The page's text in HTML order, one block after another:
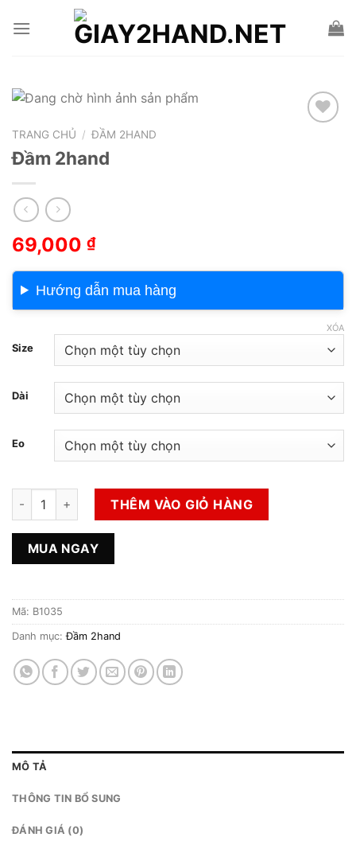
TRANG CHỦ / ĐẦM 2HAND
Đầm 2hand
69,000 ₫
Hướng dẫn mua hàng
Size
Dài
Eo
XÓA
Đầm 2hand số lượngTHÊM VÀO GIỎ HÀNG
MUA NGAY
Mã: B1035
Danh mục:Đầm 2hand
MÔ TẢ
THÔNG TIN BỔ SUNG
ĐÁNH GIÁ (0)